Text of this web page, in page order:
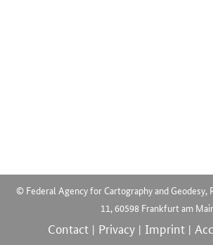
© Federal Agency for Cartography and
11, 60598 Frankfurt am
Contact | Privacy | Imprint |